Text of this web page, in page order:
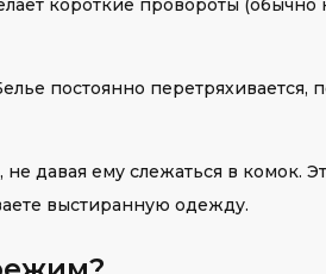
короткие провороты
постоянно перетряхивается,
давая ему слежаться в комок.
выстиранную одежду.